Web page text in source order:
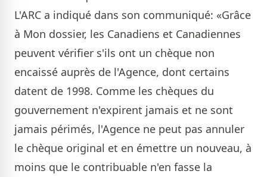
L'ARC a indiqué dans son communiqué: «Grâce
à Mon dossier, les Canadiens et Canadiennes
peuvent vérifier s'ils ont un chèque non
encaissé auprès de l'Agence, dont certains
datent de 1998. Comme les chèques du
gouvernement n'expirent jamais et ne sont
jamais périmés, l'Agence ne peut pas annuler
le chèque original et en émettre un nouveau, à
moins que le contribuable n'en fasse la